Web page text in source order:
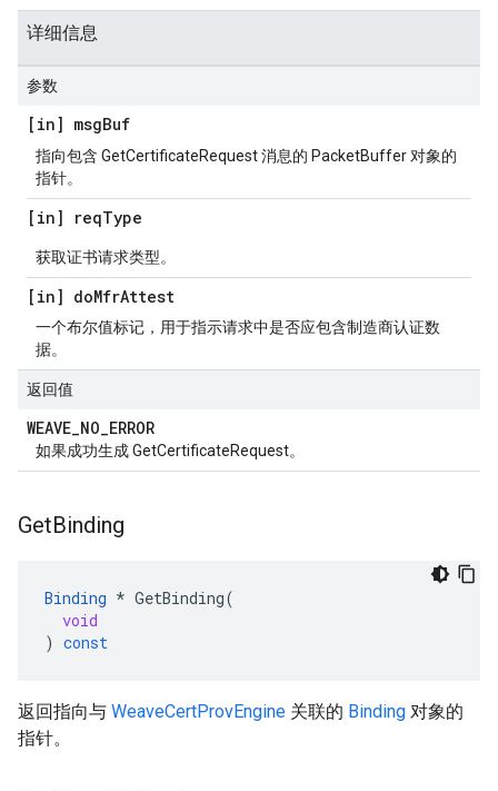
详细信息
参数
[in] msgBuf
指向包含 GetCertificateRequest 消息的 PacketBuffer 对象的
指针。
[in] reqType
获取证书请求类型。
[in] doMfrAttest
一个布尔值标记，用于指示请求中是否应包含制造商认证数
据。
返回值
WEAVE_NO_ERROR
如果成功生成 GetCertificateRequest。
GetBinding
Binding * GetBinding(
void
) const
返回指向与 WeaveCertProvEngine 关联的 Binding 对象的
指针。